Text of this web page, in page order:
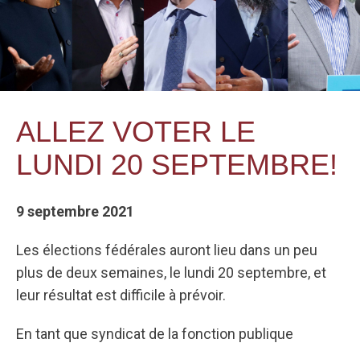
ALLEZ VOTER LE
LUNDI 20 SEPTEMBRE!
9 septembre 2021
Les élections fédérales auront lieu dans un peu
plus de deux semaines, le lundi 20 septembre, et
leur résultat est difficile à prévoir.
En tant que syndicat de la fonction publique